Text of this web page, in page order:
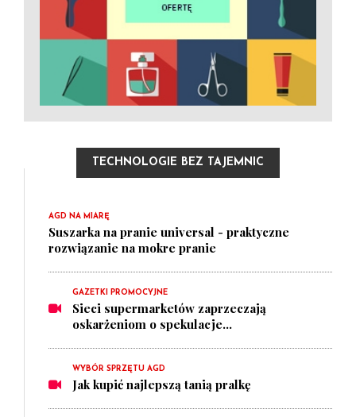
TECHNOLOGIE BEZ TAJEMNIC
AGD NA MIARĘ
Suszarka na pranie universal - praktyczne
rozwiązanie na mokre pranie
GAZETKI PROMOCYJNE
Sieci supermarketów zaprzeczają
oskarżeniom o spekulacje...
WYBÓR SPRZĘTU AGD
Jak kupić najlepszą tanią pralkę